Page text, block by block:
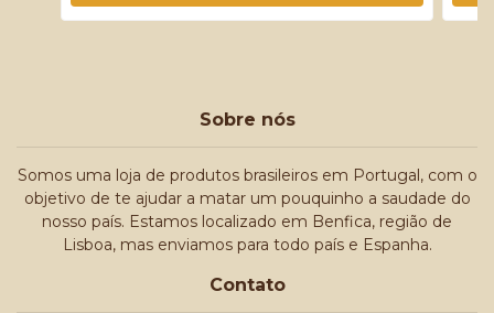
Sobre nós
Somos uma loja de produtos brasileiros em Portugal, com o
objetivo de te ajudar a matar um pouquinho a saudade do
nosso país. Estamos localizado em Benfica, região de
Lisboa, mas enviamos para todo país e Espanha.
Contato